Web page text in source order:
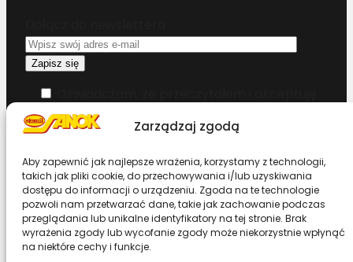
Zarządzaj zgodą
Aby zapewnić jak najlepsze wrażenia, korzystamy z technologii,
takich jak pliki cookie, do przechowywania i/lub uzyskiwania
dostępu do informacji o urządzeniu. Zgoda na te technologie
pozwoli nam przetwarzać dane, takie jak zachowanie podczas
przeglądania lub unikalne identyfikatory na tej stronie. Brak
wyrażenia zgody lub wycofanie zgody może niekorzystnie wpłynąć
na niektóre cechy i funkcje.
warunki korzystania z serwisu
Design & Code by Foxstudio.eu
Przewiń stronę do góry